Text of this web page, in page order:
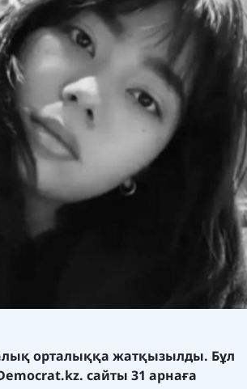
орталыққа жатқызылды. Бұл
сайты 31 арнаға